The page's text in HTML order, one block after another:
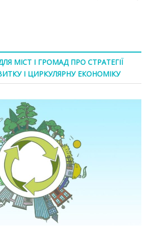
МІСТ І ГРОМАД ПРО СТРАТЕГІЇ
І ЦИРКУЛЯРНУ ЕКОНОМІКУ